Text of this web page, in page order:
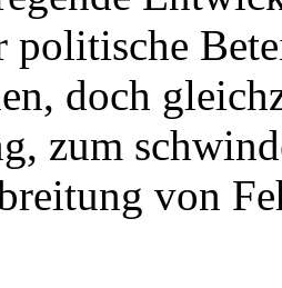
politische
doch
zum
von